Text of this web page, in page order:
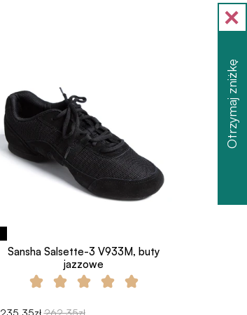
Sansha Salsette-3 V933M, buty
jazzowe
235,35zł 262,35zł
Otrzymaj zniżkę